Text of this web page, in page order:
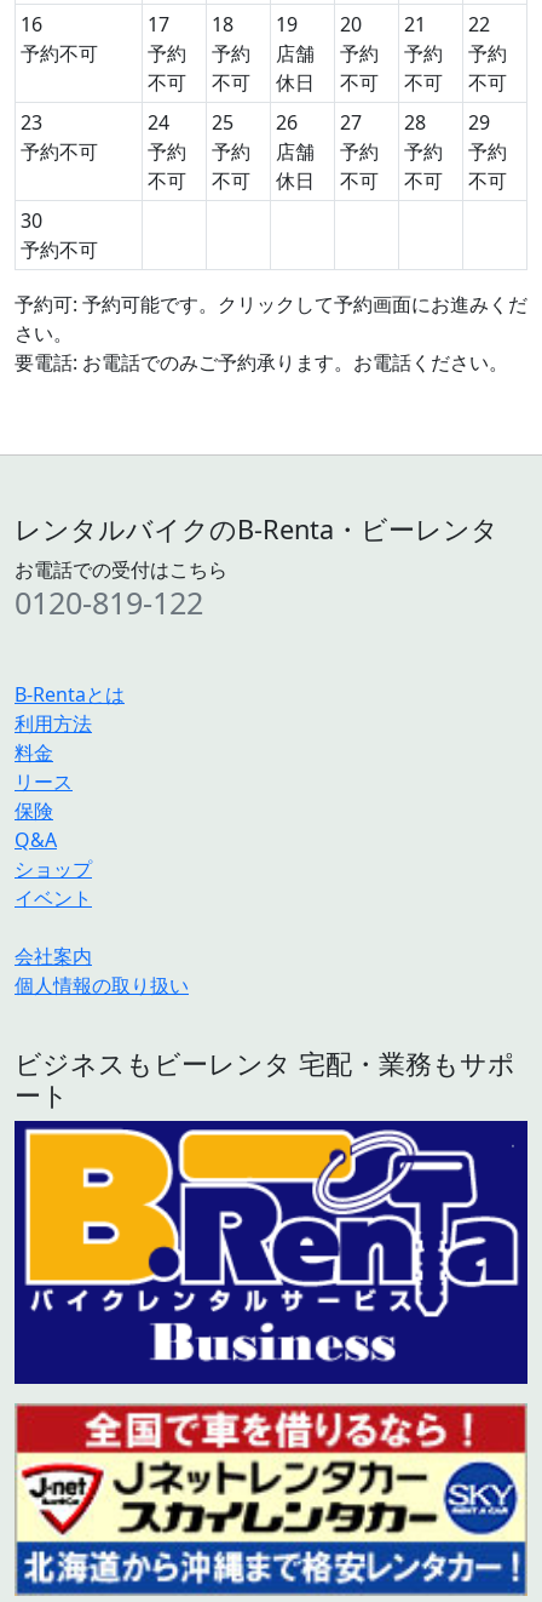
16
予約不可
17
予約
不可
18
予約
不可
19
店舗
休日
20
予約
不可
21
予約
不可
22
予約
不可
23
予約不可
24
予約
不可
25
予約
不可
26
店舗
休日
27
予約
不可
28
予約
不可
29
予約
不可
30
予約不可
予約可: 予約可能です。クリックして予約画面にお進みくだ
さい。
要電話: お電話でのみご予約承ります。お電話ください。
レンタルバイクのB-Renta・ビーレンタ
お電話での受付はこちら
0120-819-122
B-Rentaとは
利用方法
料金
リース
保険
Q&A
ショップ
イベント
会社案内
個人情報の取り扱い
ビジネスもビーレンタ 宅配・業務もサポ
ート